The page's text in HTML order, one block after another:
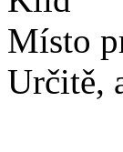
Místo
Určitě,